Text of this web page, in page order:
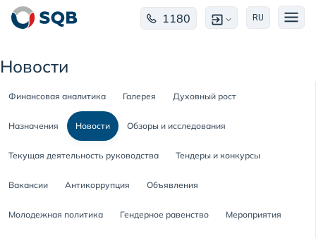
1180 RU
Новости
Финансовая аналитика Галерея Духовный рост
Назначения Новости Обзоры и исследования
Текущая деятельность руководства Тендеры и конкурсы
Вакансии Антикоррупция Объявления
Молодежная политика Гендерное равенство Мероприятия